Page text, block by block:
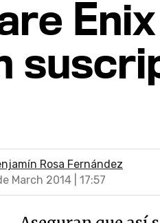
Rosa Fernández
March 2014 | 17:57